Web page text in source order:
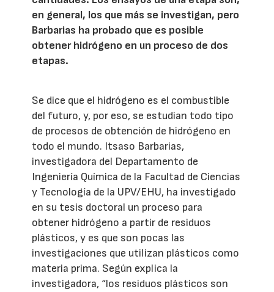
en general, los que más se investigan, pero
Barbarias ha probado que es posible
obtener hidrógeno en un proceso de dos
etapas.
Se dice que el hidrógeno es el combustible
del futuro, y, por eso, se estudian todo tipo
de procesos de obtención de hidrógeno en
todo el mundo. Itsaso Barbarias,
investigadora del Departamento de
Ingeniería Química de la Facultad de Ciencias
y Tecnología de la UPV/EHU, ha investigado
en su tesis doctoral un proceso para
obtener hidrógeno a partir de residuos
plásticos, y es que son pocas las
investigaciones que utilizan plásticos como
materia prima. Según explica la
investigadora, “los residuos plásticos son